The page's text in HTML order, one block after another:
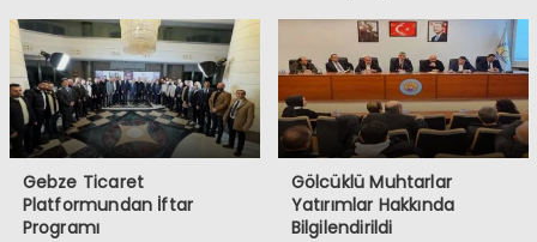
Gebze Ticaret
Platformundan İftar
Programı
Gölcüklü Muhtarlar
Yatırımlar Hakkında
Bilgilendirildi